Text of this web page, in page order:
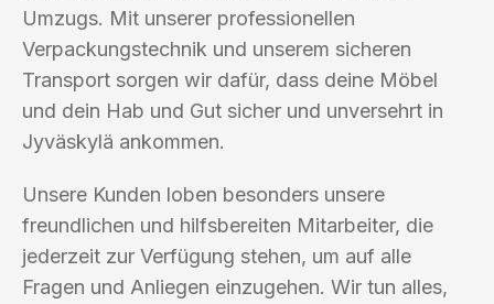
Umzugs. Mit unserer professionellen
Verpackungstechnik und unserem sicheren
Transport sorgen wir dafür, dass deine Möbel
und dein Hab und Gut sicher und unversehrt in
Jyväskylä ankommen.
Unsere Kunden loben besonders unsere
freundlichen und hilfsbereiten Mitarbeiter, die
jederzeit zur Verfügung stehen, um auf alle
Fragen und Anliegen einzugehen. Wir tun alles,